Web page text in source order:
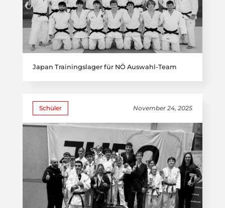
Japan Trainingslager für NÖ Auswahl-Team
Schüler November 24, 2025